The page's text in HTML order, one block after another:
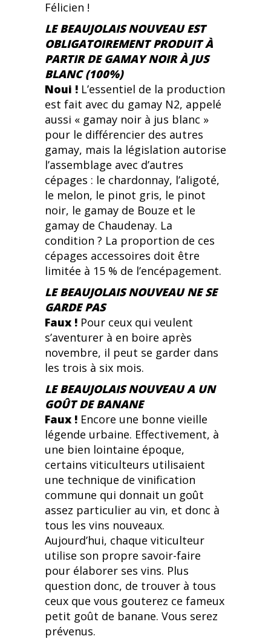
Félicien !
LE BEAUJOLAIS NOUVEAU EST
OBLIGATOIREMENT PRODUIT À
PARTIR DE GAMAY NOIR À JUS
BLANC (100%)
Noui ! L’essentiel de la production
est fait avec du gamay N2, appelé
aussi « gamay noir à jus blanc »
pour le différencier des autres
gamay, mais la législation autorise
l’assemblage avec d’autres
cépages : le chardonnay, l’aligoté,
le melon, le pinot gris, le pinot
noir, le gamay de Bouze et le
gamay de Chaudenay. La
condition ? La proportion de ces
cépages accessoires doit être
limitée à 15 % de l’encépagement.
LE BEAUJOLAIS NOUVEAU NE SE
GARDE PAS
Faux ! Pour ceux qui veulent
s’aventurer à en boire après
novembre, il peut se garder dans
les trois à six mois.
LE BEAUJOLAIS NOUVEAU A UN
GOÛT DE BANANE
Faux ! Encore une bonne vieille
légende urbaine. Effectivement, à
une bien lointaine époque,
certains viticulteurs utilisaient
une technique de vinification
commune qui donnait un goût
assez particulier au vin, et donc à
tous les vins nouveaux.
Aujourd’hui, chaque viticulteur
utilise son propre savoir-faire
pour élaborer ses vins. Plus
question donc, de trouver à tous
ceux que vous gouterez ce fameux
petit goût de banane. Vous serez
prévenus.